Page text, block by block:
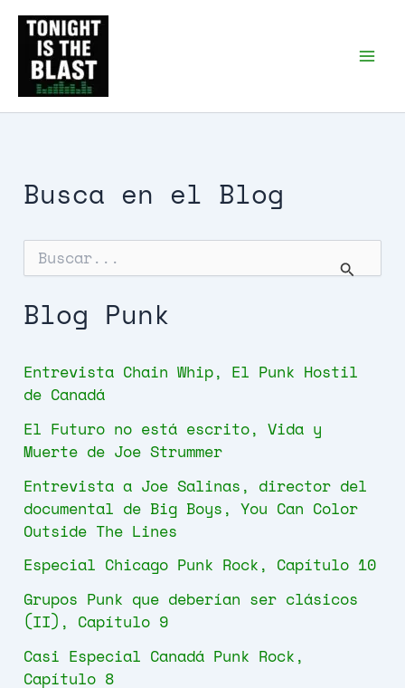
contenido
Busca en el Blog
c
a
o
r
Blog Punk
Entrevista Chain Whip, El Punk Hostil
de Canadá
El Futuro no está escrito, Vida y
Muerte de Joe Strummer
Entrevista a Joe Salinas, director del
documental de Big Boys, You Can Color
Outside The Lines
Especial Chicago Punk Rock, Capítulo 10
Grupos Punk que deberían ser clásicos
(II), Capítulo 9
Casi Especial Canadá Punk Rock,
Capítulo 8